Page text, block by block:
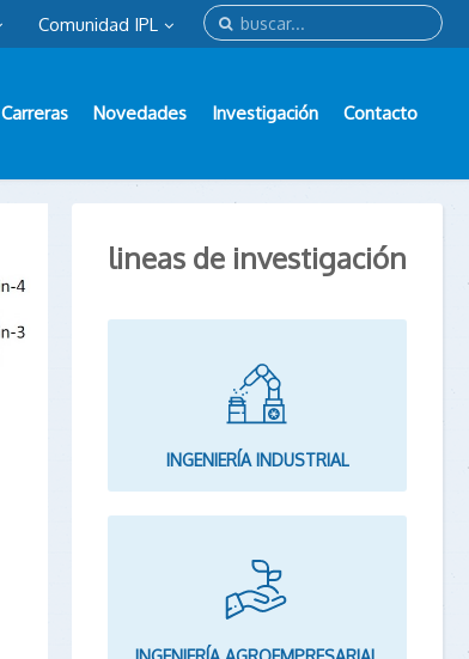
Comunidad IPL
Carreras Novedades Investigación Contacto
lineas de investigación
INGENIERÍA INDUSTRIAL